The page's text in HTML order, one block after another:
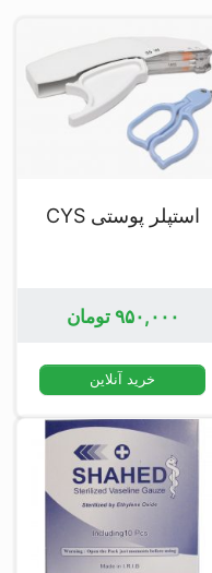
استپلر پوستی CYS
۹۵۰,۰۰۰ تومان
خرید آنلاین